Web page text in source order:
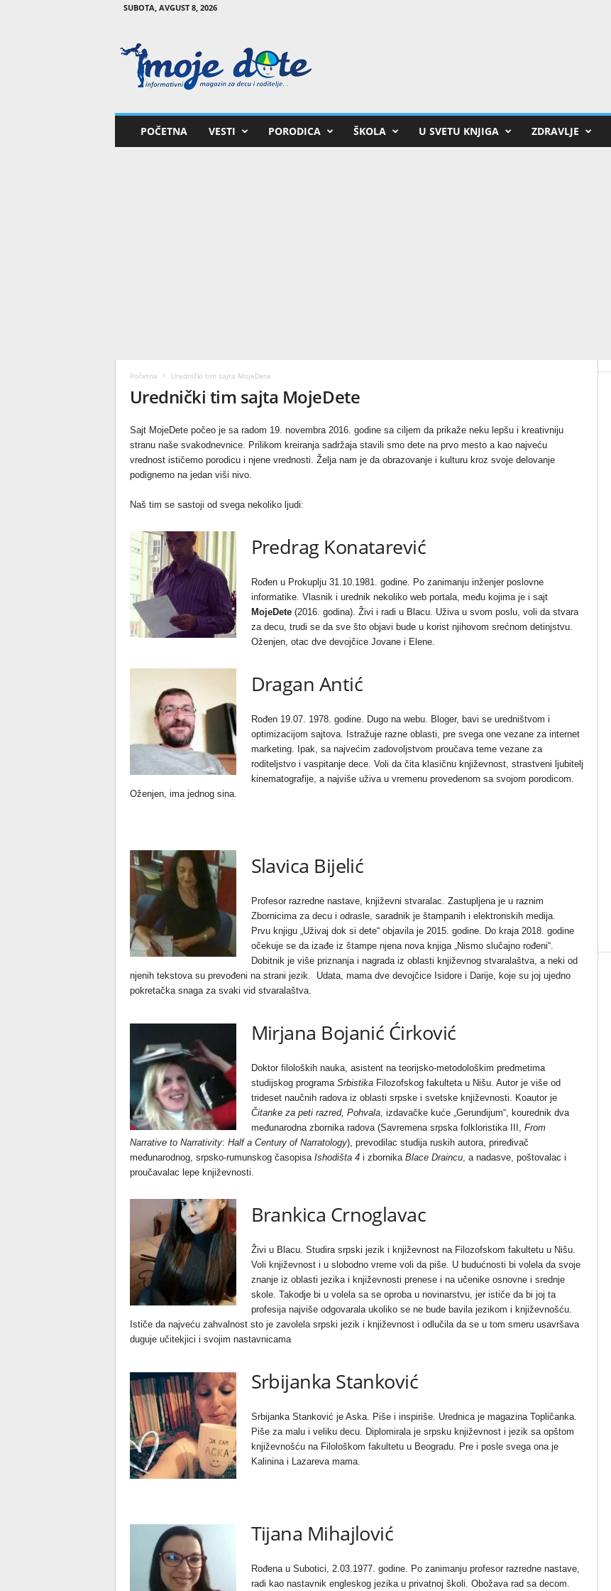
SUBOTA, AVGUST 8, 2026
o
POČETNA VESTI PORODICA ŠKOLA U SVETU KNJIGA ZDRAVLJE
Početna Urednički tim sajta MojeDete
Urednički tim sajta MojeDete
Sajt MojeDete počeo je sa radom 19. novembra 2016. godine sa ciljem da prikaže neku lepšu i kreativniju
stranu naše svakodnevnice. Prilikom kreiranja sadržaja stavili smo dete na prvo mesto a kao najveću
vrednost ističemo porodicu i njene vrednosti. Želja nam je da obrazovanje i kulturu kroz svoje delovanje
podignemo na jedan viši nivo.
Naš tim se sastoji od svega nekoliko ljudi:
Predrag Konatarević
Rođen u Prokuplju 31.10.1981. godine. Po zanimanju inženjer poslovne
informatike. Vlasnik i urednik nekoliko web portala, među kojima je i sajt
MojeDete(2016. godina). Živi i radi u Blacu. Uživa u svom poslu, voli da stvara
za decu, trudi se da sve što objavi bude u korist njihovom srećnom detinjstvu.
Oženjen, otac dve devojčice Jovane i Elene.
Dragan Antić
Rođen 19.07. 1978. godine. Dugo na webu. Bloger, bavi se uredništvom i
optimizacijom sajtova. Istražuje razne oblasti, pre svega one vezane za internet
marketing. Ipak, sa najvećim zadovoljstvom proučava teme vezane za
roditeljstvo i vaspitanje dece. Voli da čita klasičnu književnost, strastveni ljubitelj
kinematografije, a najviše uživa u vremenu provedenom sa svojom porodicom.
Oženjen, ima jednog sina.
Slavica Bijelić
Profesor razredne nastave, književni stvaralac. Zastupljena je u raznim
Zbornicima za decu i odrasle, saradnik je štampanih i elektronskih medija.
Prvu knjigu „Uživaj dok si dete“ objavila je 2015. godine. Do kraja 2018. godine
očekuje se da izađe iz štampe njena nova knjiga „Nismo slučajno rođeni“.
Dobitnik je više priznanja i nagrada iz oblasti književnog stvaralaštva, a neki od
njenih tekstova su prevođeni na strani jezik. Udata, mama dve devojčice Isidore i Darije, koje su joj ujedno
pokretačka snaga za svaki vid stvaralaštva.
Mirjana Bojanić Ćirković
Doktor filoloških nauka, asistent na teorijsko-metodološkim predmetima
studijskog programaSrbistikaFilozofskog fakulteta u Nišu. Autor je više od
trideset naučnih radova iz oblasti srpske i svetske književnosti. Koautor je
Čitanke za peti razred, Pohvala, izdavačke kuće „Gerundijum“, kourednik dva
međunarodna zbornika radova (Savremena srpska folkloristika III, From
Narrative to Narrativity: Half a Century of Narratology), prevodilac studija ruskih autora, priređivač
međunarodnog, srpsko-rumunskog časopisa Ishodišta 4i zbornika Blace Draincu, a nadasve, poštovalac i
proučavalac lepe književnosti.
Brankica Crnoglavac
Živi u Blacu. Studira srpski jezik i književnost na Filozofskom fakultetu u Nišu.
Voli književnost i u slobodno vreme voli da piše. U budućnosti bi volela da svoje
znanje iz oblasti jezika i književnosti prenese i na učenike osnovne i srednje
skole. Takodje bi u volela sa se oproba u novinarstvu, jer ističe da bi joj ta
profesija najviše odgovarala ukoliko se ne bude bavila jezikom i književnošću.
Ističe da najveću zahvalnost sto je zavolela srpski jezik i književnost i odlučila da se u tom smeru usavršava
duguje učitekjici i svojim nastavnicama
Srbijanka Stanković
Srbijanka Stanković je Aska. Piše i inspiriše. Urednica je magazina Topličanka.
Piše za malu i veliku decu. Diplomirala je srpsku književnost i jezik sa opštom
književnošću na Filološkom fakultetu u Beogradu. Pre i posle svega ona je
Kalinina i Lazareva mama.
Tijana Mihajlović
Rođena u Subotici, 2.03.1977. godine. Po zanimanju profesor razredne nastave,
radi kao nastavnik engleskog jezika u privatnoj školi. Obožava rad sa decom.